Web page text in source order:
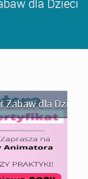
dla Dzieci
dla Dzieci